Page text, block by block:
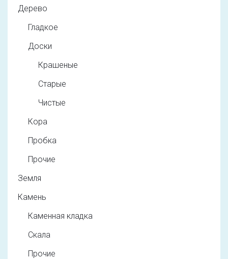
Дерево
Гладкое
Доски
Крашеные
Старые
Чистые
Кора
Пробка
Прочие
Земля
Камень
Каменная кладка
Скала
Прочие